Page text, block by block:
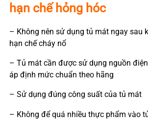
hạn chế hỏng hóc
– Không nên sử dụng tủ mát ngay sau
hạn chế cháy nổ
– Tủ mát cần được sử dụng nguồn
áp định mức chuẩn theo hãng
– Sử dụng đúng công suất của tủ mát
– Không để quá nhiều thực phẩm vào